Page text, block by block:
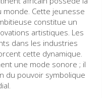
monde. Cette jeunesse
constitue un
artistiques. Les
dans les industries
cette dynamique.
une mode sonore ; il
du pouvoir symbolique